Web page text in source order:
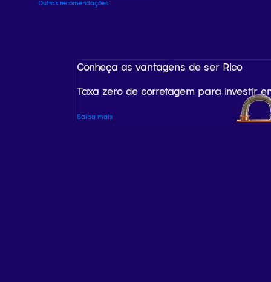
Outras recomendações
Conheça as vantagens de ser Rico
Taxa zero de corretagem para investir
Saiba mais